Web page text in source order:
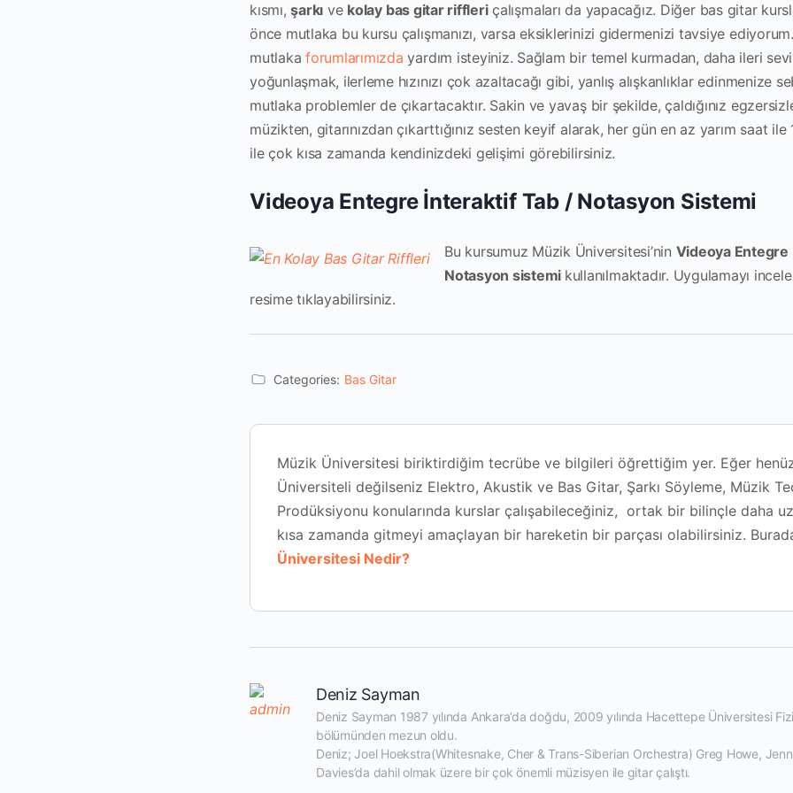
kısmı,şarkı ve kolay bas gitar riffleriçalışmaları da yapacağız. Diğer bas gitar
önce mutlaka bu kursu çalışmanızı, varsa eksiklerinizi gidermenizi tavsiye
mutlakaforumlarımızda yardım isteyiniz. Sağlam bir temel kurmadan, daha ileri
yoğunlaşmak, ilerleme hızınızı çok azaltacağı gibi, yanlış alışkanlıklar edinmenize
mutlaka problemler de çıkartacaktır. Sakin ve yavaş bir şekilde, çaldığınız
müzikten, gitarınızdan çıkarttığınız sesten keyif alarak, her gün en az yarım saat ile
ile çok kısa zamanda kendinizdeki gelişimi görebilirsiniz.
Videoya Entegre İnteraktif Tab / Notasyon Sistemi
Bu kursumuz Müzik Üniversitesi’nin Videoya
Notasyon sistemi kullanılmaktadır. Uygulamayı
resime tıklayabilirsiniz.
Categories: Bas Gitar
Müzik Üniversitesi biriktirdiğim tecrübe ve bilgileri öğrettiğim yer. Eğer
Üniversiteli değilseniz Elektro, Akustik ve Bas Gitar, Şarkı Söyleme, Müzik
Prodüksiyonu konularında kurslar çalışabileceğiniz, ortak bir bilinçle daha
kısa zamanda gitmeyi amaçlayan bir hareketin bir parçası olabilirsiniz.
Üniversitesi Nedir?
Deniz Sayman
Deniz Sayman 1987 yılında Ankara’da doğdu, 2009 yılında Hacettepe Üniversitesi
bölümünden mezun oldu.
Deniz; Joel Hoekstra(Whitesnake, Cher & Trans-Siberian Orchestra) Greg Howe,
Davies’da dahil olmak üzere bir çok önemli müzisyen ile gitar çalıştı.